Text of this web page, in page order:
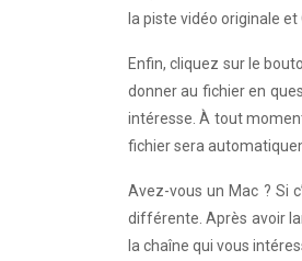
la piste vidéo originale
Enfin, cliquez sur le
donner au fichier en
intéresse. À tout
fichier sera
Avez-vous un Mac ? Si
différente. Après avoir
la chaîne qui vous